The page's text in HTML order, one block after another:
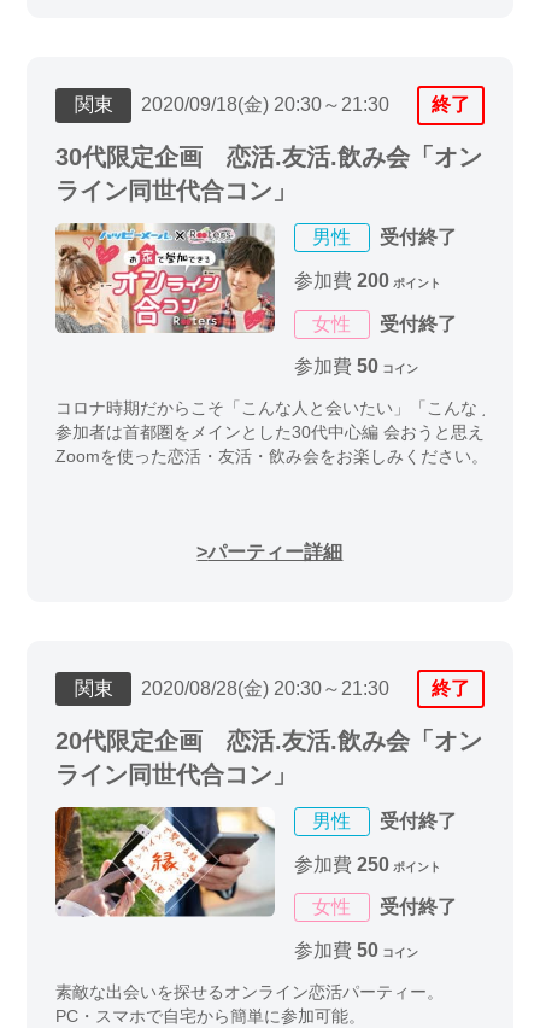
関東 2020/09/18(金) 20:30～21:30 終了
30代限定企画 恋活.友活.飲み会「オン
ライン同世代合コン」
男性 受付終了
参加費 200 ポイント
女性 受付終了
参加費 50 コイン
コロナ時期だからこそ「こんな人と会いたい」「こんな 人と
参加者は首都圏をメインとした30代中心編 会おうと思えば会
Zoomを使った恋活・友活・飲み会をお楽しみください。
パーティー詳細
関東 2020/08/28(金) 20:30～21:30 終了
20代限定企画 恋活.友活.飲み会「オン
ライン同世代合コン」
男性 受付終了
参加費 250 ポイント
女性 受付終了
参加費 50 コイン
素敵な出会いを探せるオンライン恋活パーティー。
PC・スマホで自宅から簡単に参加可能。